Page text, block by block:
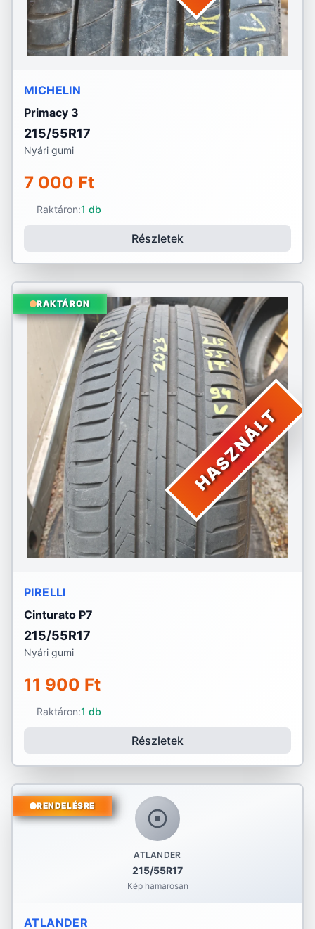
MICHELIN
Primacy 3
215/55R17
Nyári gumi
7 000 Ft
Raktáron:1 db
Részletek
HASZNÁLT
RAKTÁRON
PIRELLI
Cinturato P7
215/55R17
Nyári gumi
11 900 Ft
Raktáron:1 db
Részletek
ATLANDER
215/55R17
Kép hamarosan
RENDELÉSRE
ATLANDER